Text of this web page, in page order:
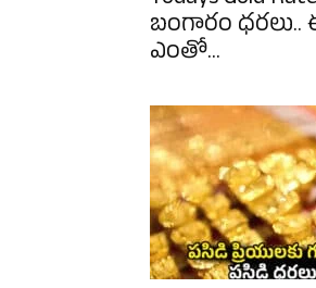
బంగారం ధరలు..
ఎంతో...